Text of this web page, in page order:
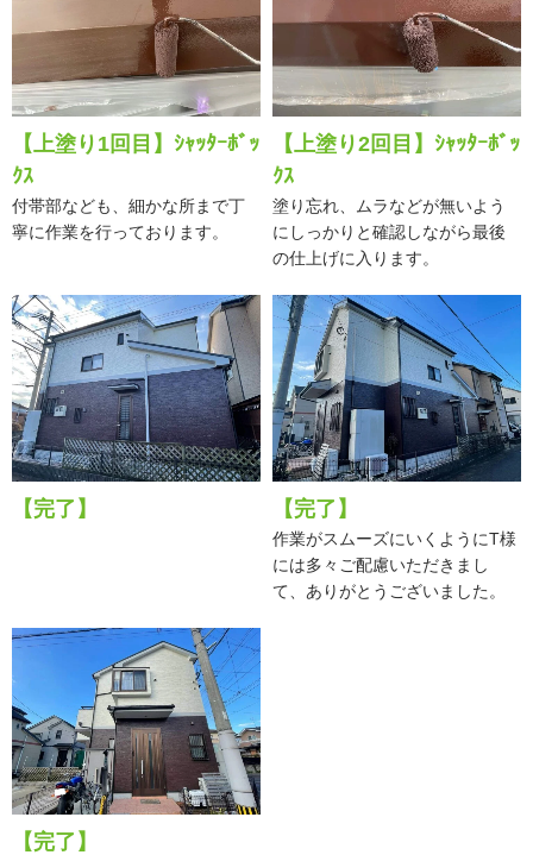
【上塗り1回目】ｼｬｯﾀｰﾎﾞｯ
ｸｽ
付帯部なども、細かな所まで丁
寧に作業を行っております。
【上塗り2回目】ｼｬｯﾀｰﾎﾞｯ
ｸｽ
塗り忘れ、ムラなどが無いよう
にしっかりと確認しながら最後
の仕上げに入ります。
【完了】 【完了】
作業がスムーズにいくようにT様
には多々ご配慮いただきまし
て、ありがとうございました。
【完了】